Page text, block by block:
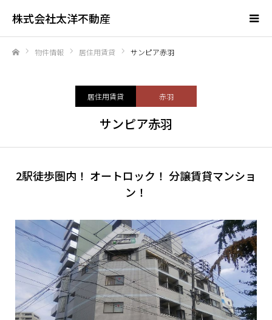
株式会社太洋不動産
物件情報 居住用賃貸 サンピア赤羽
居住用賃貸 赤羽
サンピア赤羽
2駅徒歩圏内！ オートロック！ 分譲賃貸マンショ
ン！